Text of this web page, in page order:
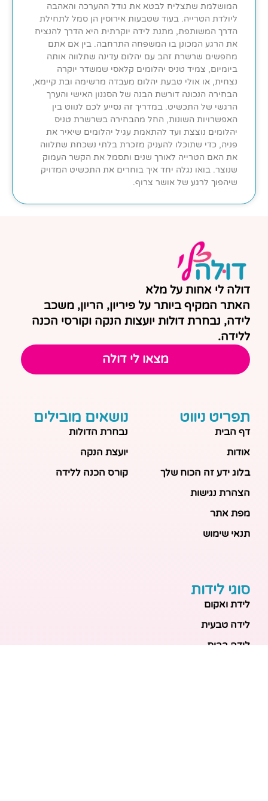
המושלמת שתצליח לבטא את גודל ההערכה והאהבה
ליולדת הטרייה. בעוד שטבעות אירוסין הן סמל לתחילת
הדרך המשותפת, מתנת לידה יוקרתית היא הדרך להנציח
את הרגע המכונן בו המשפחה התרחבה. בין אם אתם
מחפשים שרשרת זהב עם יהלום עדינה שתלווה אותה
ביומיום, צמיד טניס יהלומים קלאסי שמשדר יוקרה
נצחית, או אולי טבעת יהלום מעבדה מרשימה ובת קיימא,
הבחירה הנכונה דורשת הבנה של הסגנון האישי והערך
הרגשי של התכשיט. במדריך זה נסייע לכם לנווט בין
האפשרויות השונות, החל מהבחירה בשרשרת טניס
יהלומים נוצצת ועד להתאמת עגיל יהלומים שיאיר את
פניה, כדי שתוכלו להעניק מזכרת בלתי נשכחת שתלווה
את האם הטרייה לאורך שנים ותסמל את הקשר העמוק
שנוצר. בואו נגלה יחד איך בוחרים את התכשיט המדויק
שיהפוך לרגע של אושר צרוף.
דולה לי אחות על מלא
האתר המקיף ביותר על פיריון, הריון, משכב
לידה, נבחרת דולות יועצות הנקה וקורסי הכנה
ללידה.
מצאו לי דולה
תפריט ניווט
דף הבית
אודות
בלוג ידע זה הכוח שלך
הצהרת נגישות
מפת אתר
תנאי שימוש
נושאים מובילים
נבחרת הדולות
יועצת הנקה
קורס הכנה ללידה
סוגי לידות
לידת ואקום
לידה טבעית
לידה בבית